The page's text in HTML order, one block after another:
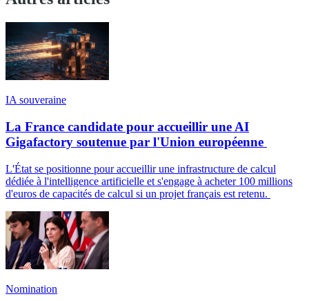
IA souveraine
La France candidate pour accueillir une AI
Gigafactory soutenue par l'Union européenne
L'État se positionne pour accueillir une infrastructure de calcul
dédiée à l'intelligence artificielle et s'engage à acheter 100 millions
d'euros de capacités de calcul si un projet français est retenu.
Nomination